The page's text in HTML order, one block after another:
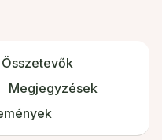
Összetevők
Megjegyzések